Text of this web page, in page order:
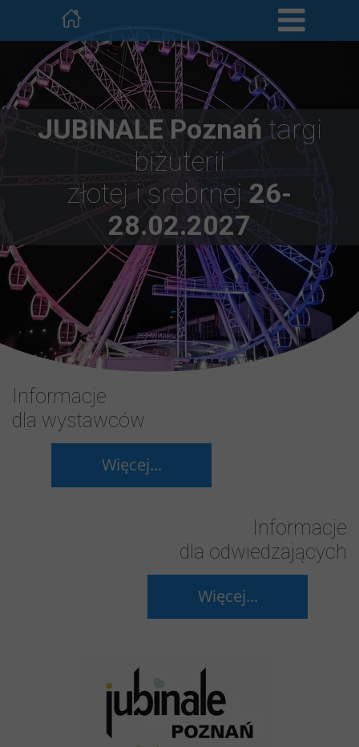
JUBINALE Poznań targi
biżuterii
złotej i srebrnej 26-
28.02.2027
Więcej...
Więcej...
Informacje
dla wystawców
Informacje
dla odwiedzających